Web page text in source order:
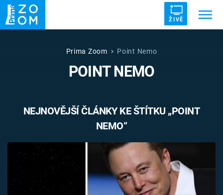
ŽIVĚ
UFO DRUHÁ SVĚTOVÁ VÁLKA
VETŘELCI DÁVNOVĚKU
Prima Zoom Point Nemo
POINT NEMO
NEJNOVĚJŠÍ ČLÁNKY KE ŠTÍTKU „POINT
NEMO“